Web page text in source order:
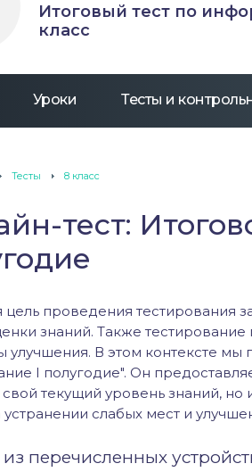
Уроки Тесты и
Итоговый тест по
класс
Тесты 8 класс
тест:
проведения тестирования
знаний. Также
улучшения. В этом контексте мы
I полугодие". Он
текущий уровень знаний,
устранении слабых мест и
из перечисленных